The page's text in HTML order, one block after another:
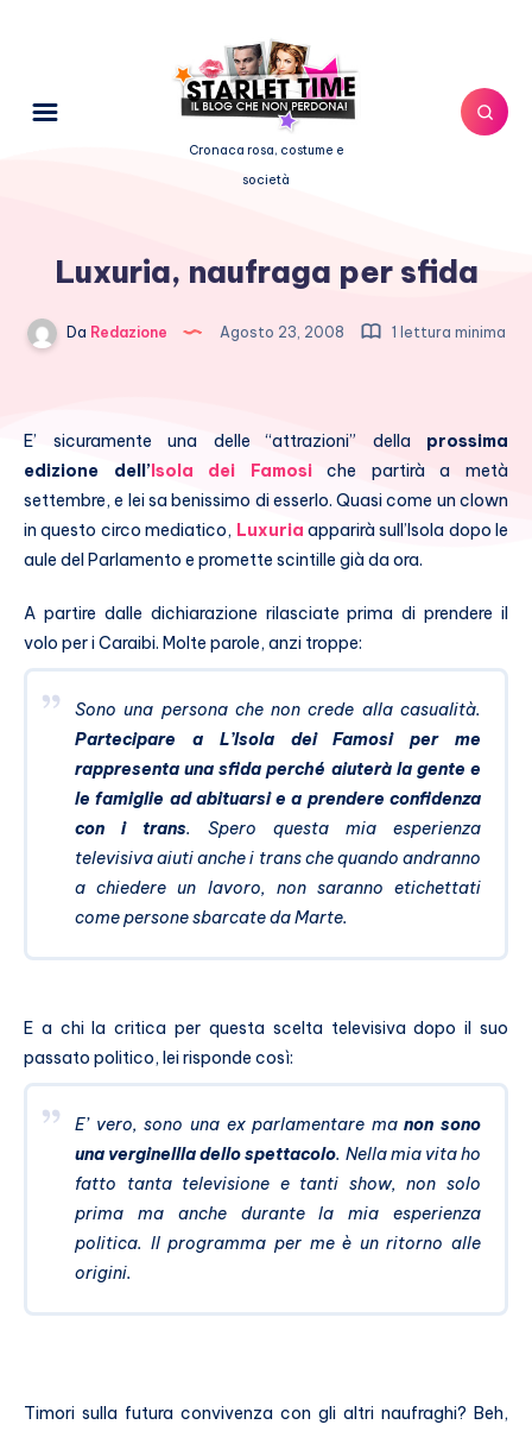
Cronaca rosa, costume e
società
Luxuria, naufraga per sfida
Da Redazione Agosto 23, 2008 1 lettura minima
E’ sicuramente una delle “attrazioni” della prossima
edizione dell’Isola dei Famosiche partirà a metà
settembre, e lei sa benissimo di esserlo. Quasi come un clown
in questo circo mediatico, Luxuria apparirà sull’Isola dopo le
aule del Parlamento e promette scintille già da ora.
A partire dalle dichiarazione rilasciate prima di prendere il
volo per i Caraibi. Molte parole, anzi troppe:
Sono una persona che non crede alla casualità.
Partecipare a L’Isola dei Famosi per me
rappresenta una sfida perché aiuterà la gente e
le famiglie ad abituarsi e a prendere confidenza
con i trans. Spero questa mia esperienza
televisiva aiuti anche i trans che quando andranno
a chiedere un lavoro, non saranno etichettati
come persone sbarcate da Marte.
E a chi la critica per questa scelta televisiva dopo il suo
passato politico, lei risponde così:
E’ vero, sono una ex parlamentare manon sono
una verginellla dello spettacolo. Nella mia vita ho
fatto tanta televisione e tanti show, non solo
prima ma anche durante la mia esperienza
politica. Il programma per me è un ritorno alle
origini.
Timori sulla futura convivenza con gli altri naufraghi? Beh,